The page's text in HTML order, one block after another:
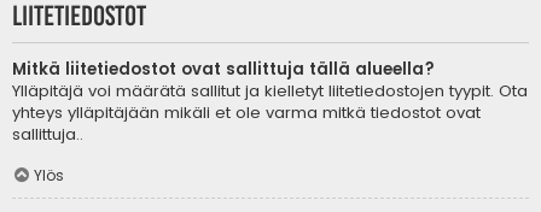
Liitetiedostot
Mitkä liitetiedostot ovat sallittuja tällä alueella?
Ylläpitäjä voi määrätä sallitut ja kielletyt liitetiedostojen tyypit. Ota
yhteys ylläpitäjään mikäli et ole varma mitkä tiedostot ovat
sallittuja..
Ylös